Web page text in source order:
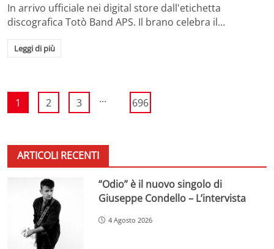
In arrivo ufficiale nei digital store dall'etichetta
discografica Totò Band APS. Il brano celebra il…
Leggi di più
1 2 3 ... 696
ARTICOLI RECENTI
“Odio” è il nuovo singolo di
Giuseppe Condello – L’intervista
4 Agosto 2026